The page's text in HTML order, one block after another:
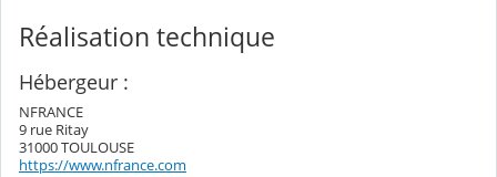
Réalisation technique
Hébergeur :
NFRANCE
9 rue Ritay
31000 TOULOUSE
https://www.nfrance.com